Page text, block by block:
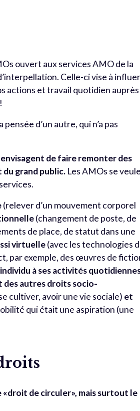
ouvert aux services AMO de la
Celle-ci vise à
actions et travail quotidien auprès
d’un autre, qui n’a pas
de faire remonter des
grand public. Les AMOs se
(relever d’un mouvement corporel
(changement de poste, de
de place, de statut dans une
virtuelle(avec les technologies
par exemple, des œuvres de
à ses activités
des autres droits socio-
cultiver, avoir une vie sociale) et
qui était une aspiration (une
de circuler», mais surtout le